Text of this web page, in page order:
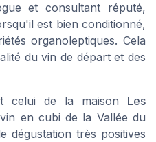
et consultant réputé,
est bien conditionné,
organoleptiques. Cela
du vin de départ et des
celui de la maison Les
en cubi de la Vallée du
dégustation très positives